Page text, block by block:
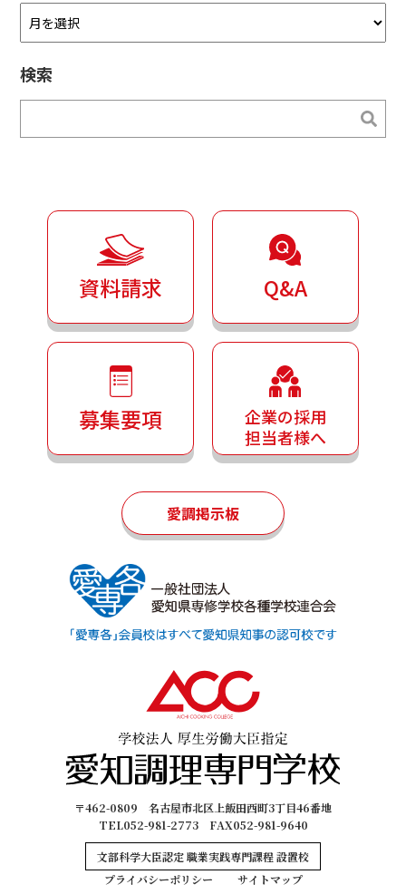
ー
イ
検索
検索
資料請求 Q&A
募集要項
企業の採用
担当者様へ
愛調掲示板
〒462-0809 名古屋市北区上飯田西町3丁目46番地
TEL052-981-2773 FAX052-981-9640
文部科学大臣認定 職業実践専門課程 設置校
プライバシーポリシー
サイトマップ